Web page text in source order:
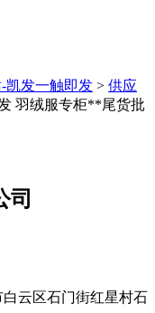
凯发一触即发 > 供应
羽绒服专柜**尾货批
司
云区石门街红星村石